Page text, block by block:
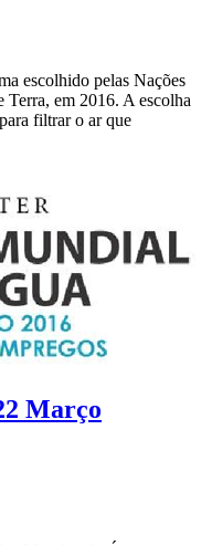
escolhido pelas Nações
em 2016. A escolha
filtrar o ar que
Março